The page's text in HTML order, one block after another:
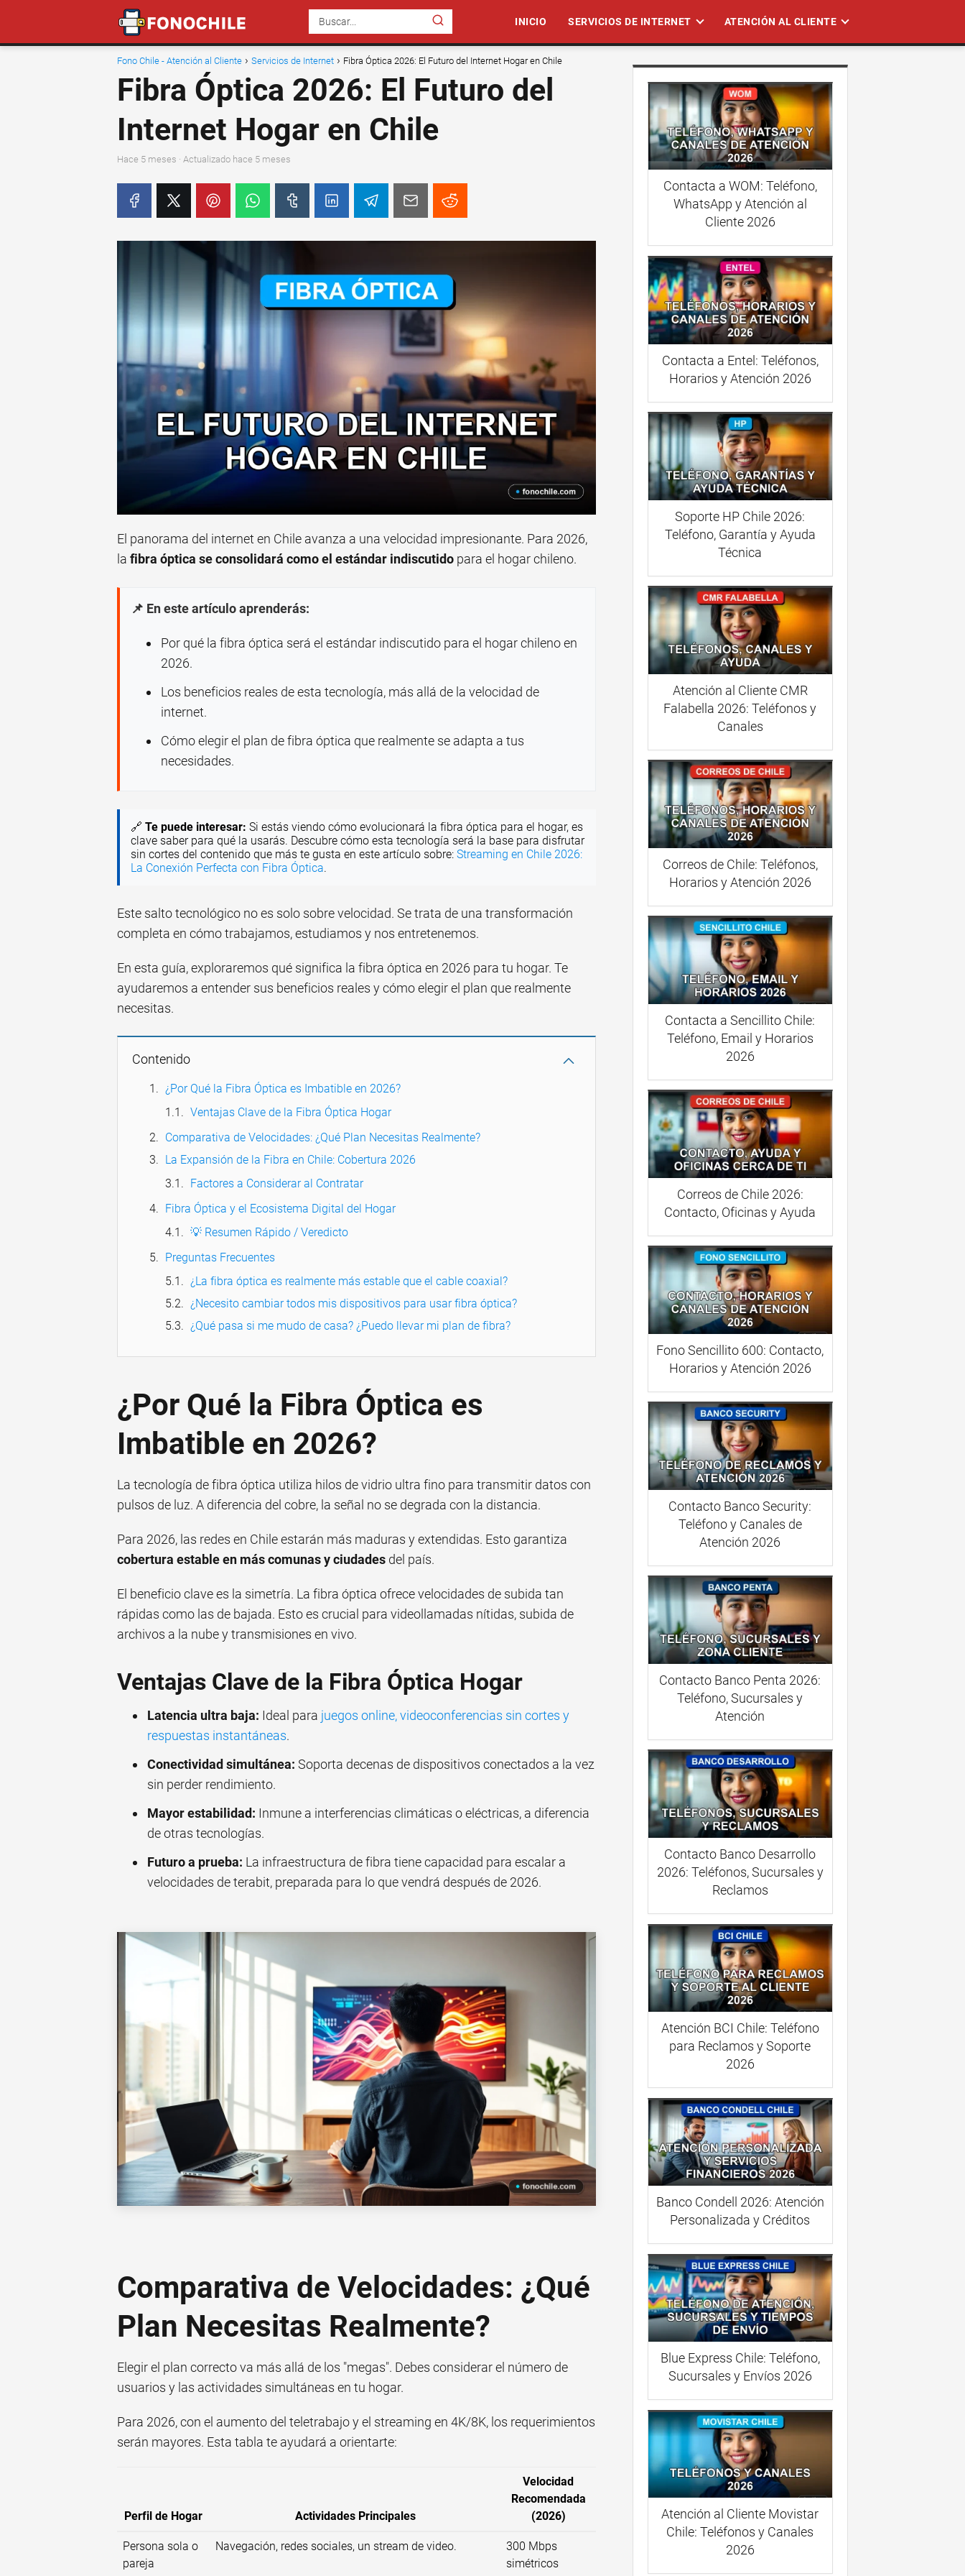
INICIO SERVICIOS DE INTERNET ATENCIÓN AL CLIENTE
Fono Chile - Atención al Cliente Servicios de Internet Fibra Óptica 2026: El Futuro del Internet Hogar en Chile
Fibra Óptica 2026: El Futuro del
Internet Hogar en Chile
hace 5 meses · Actualizado hace 5 meses
El panorama del internet en Chile avanza a una velocidad impresionante. Para 2026,
la fibra óptica se consolidará como el estándar indiscutido para el hogar chileno.
📌 En este artículo aprenderás:
Por qué la fibra óptica será el estándar indiscutido para el hogar chileno en
2026.
Los beneficios reales de esta tecnología, más allá de la velocidad de
internet.
Cómo elegir el plan de fibra óptica que realmente se adapta a tus
necesidades.
🔗 Te puede interesar: Si estás viendo cómo evolucionará la fibra óptica para el hogar, es
clave saber para qué la usarás. Descubre cómo esta tecnología será la base para disfrutar
sin cortes del contenido que más te gusta en este artículo sobre: Streaming en Chile 2026:
La Conexión Perfecta con Fibra Óptica.
Este salto tecnológico no es solo sobre velocidad. Se trata de una transformación
completa en cómo trabajamos, estudiamos y nos entretenemos.
En esta guía, exploraremos qué significa la fibra óptica en 2026 para tu hogar. Te
ayudaremos a entender sus beneficios reales y cómo elegir el plan que realmente
necesitas.
Contenido
¿Por Qué la Fibra Óptica es Imbatible en 2026?
Ventajas Clave de la Fibra Óptica Hogar
Comparativa de Velocidades: ¿Qué Plan Necesitas Realmente?
La Expansión de la Fibra en Chile: Cobertura 2026
Factores a Considerar al Contratar
Fibra Óptica y el Ecosistema Digital del Hogar
💡 Resumen Rápido / Veredicto
Preguntas Frecuentes
¿La fibra óptica es realmente más estable que el cable coaxial?
¿Necesito cambiar todos mis dispositivos para usar fibra óptica?
¿Qué pasa si me mudo de casa? ¿Puedo llevar mi plan de fibra?
¿Por Qué la Fibra Óptica es
Imbatible en 2026?
La tecnología de fibra óptica utiliza hilos de vidrio ultra fino para transmitir datos con
pulsos de luz. A diferencia del cobre, la señal no se degrada con la distancia.
Para 2026, las redes en Chile estarán más maduras y extendidas. Esto garantiza
cobertura estable en más comunas y ciudades del país.
El beneficio clave es la simetría. La fibra óptica ofrece velocidades de subida tan
rápidas como las de bajada. Esto es crucial para videollamadas nítidas, subida de
archivos a la nube y transmisiones en vivo.
Ventajas Clave de la Fibra Óptica Hogar
Latencia ultra baja: Ideal para juegos online, videoconferencias sin cortes y
respuestas instantáneas.
Conectividad simultánea: Soporta decenas de dispositivos conectados a la vez
sin perder rendimiento.
Mayor estabilidad: Inmune a interferencias climáticas o eléctricas, a diferencia
de otras tecnologías.
Futuro a prueba: La infraestructura de fibra tiene capacidad para escalar a
velocidades de terabit, preparada para lo que vendrá después de 2026.
Comparativa de Velocidades: ¿Qué
Plan Necesitas Realmente?
Elegir el plan correcto va más allá de los "megas". Debes considerar el número de
usuarios y las actividades simultáneas en tu hogar.
Para 2026, con el aumento del teletrabajo y el streaming en 4K/8K, los requerimientos
serán mayores. Esta tabla te ayudará a orientarte:
Perfil de Hogar Actividades Principales
Velocidad
Recomendada
(2026)
Persona sola o
pareja
Navegación, redes sociales, un stream de video.
300 Mbps
simétricos
Contacta a WOM: Teléfono,
WhatsApp y Atención al
Cliente 2026
Contacta a Entel: Teléfonos,
Horarios y Atención 2026
Soporte HP Chile 2026:
Teléfono, Garantía y Ayuda
Técnica
Atención al Cliente CMR
Falabella 2026: Teléfonos y
Canales
Correos de Chile: Teléfonos,
Horarios y Atención 2026
Contacta a Sencillito Chile:
Teléfono, Email y Horarios
2026
Correos de Chile 2026:
Contacto, Oficinas y Ayuda
Fono Sencillito 600: Contacto,
Horarios y Atención 2026
Contacto Banco Security:
Teléfono y Canales de
Atención 2026
Contacto Banco Penta 2026:
Teléfono, Sucursales y
Atención
Contacto Banco Desarrollo
2026: Teléfonos, Sucursales y
Reclamos
Atención BCI Chile: Teléfono
para Reclamos y Soporte
2026
Banco Condell 2026: Atención
Personalizada y Créditos
Blue Express Chile: Teléfono,
Sucursales y Envíos 2026
Atención al Cliente Movistar
Chile: Teléfonos y Canales
2026